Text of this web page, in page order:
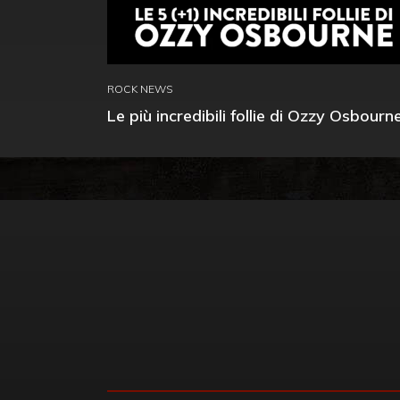
ROCK NEWS
Le più incredibili follie di Ozzy